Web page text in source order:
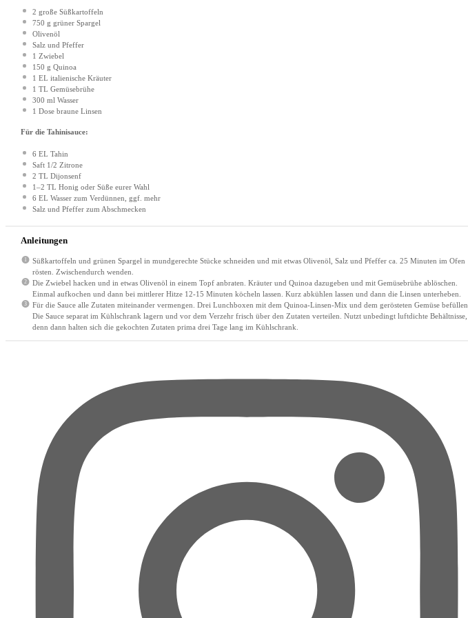
2 große Süßkartoffeln
750 g grüner Spargel
Olivenöl
Salz und Pfeffer
1 Zwiebel
150 g Quinoa
1 EL italienische Kräuter
1 TL Gemüsebrühe
300 ml Wasser
1 Dose braune Linsen
Für die Tahinisauce:
6 EL Tahin
Saft 1/2 Zitrone
2 TL Dijonsenf
1–2 TL Honig oder Süße eurer Wahl
6 EL Wasser zum Verdünnen, ggf. mehr
Salz und Pfeffer zum Abschmecken
Anleitungen
Süßkartoffeln und grünen Spargel in mundgerechte Stücke schneiden und mit etwas Olivenöl, Salz und Pfeffer ca. 25 Minuten im Ofen
rösten. Zwischendurch wenden.
Die Zwiebel hacken und in etwas Olivenöl in einem Topf anbraten. Kräuter und Quinoa dazugeben und mit Gemüsebrühe ablöschen.
Einmal aufkochen und dann bei mittlerer Hitze 12-15 Minuten köcheln lassen. Kurz abkühlen lassen und dann die Linsen unterheben.
Für die Sauce alle Zutaten miteinander vermengen. Drei Lunchboxen mit dem Quinoa-Linsen-Mix und dem gerösteten Gemüse befüllen.
Die Sauce separat im Kühlschrank lagern und vor dem Verzehr frisch über den Zutaten verteilen. Nutzt unbedingt luftdichte Behältnisse,
denn dann halten sich die gekochten Zutaten prima drei Tage lang im Kühlschrank.